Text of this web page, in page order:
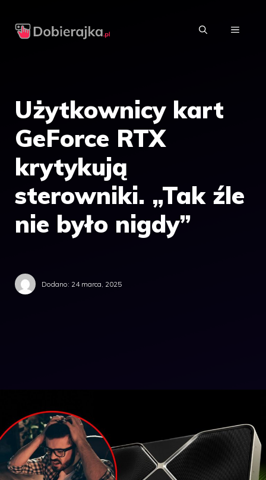
MENU
Użytkownicy kart
GeForce RTX
krytykują
sterowniki. „Tak źle
nie było nigdy”
Dodano: 24 marca, 2025